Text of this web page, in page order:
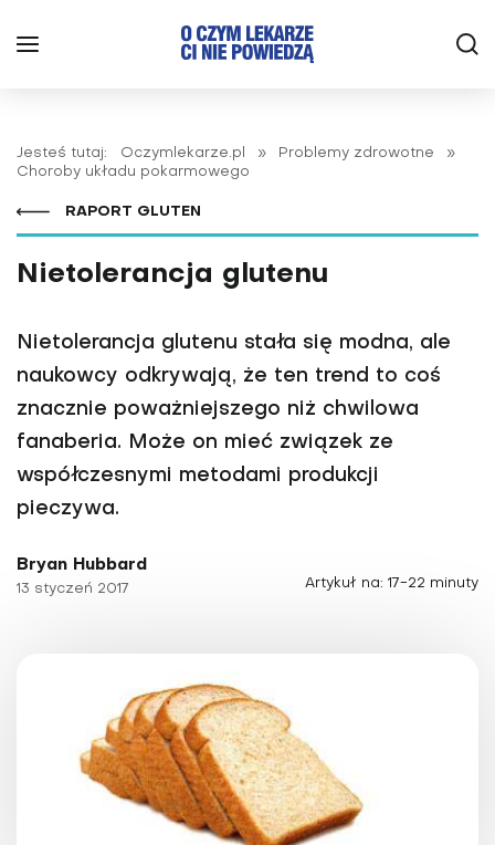
Jesteś tutaj: Oczymlekarze.pl » Problemy zdrowotne
»
Choroby układu pokarmowego
RAPORT GLUTEN
Nietolerancja glutenu
Nietolerancja glutenu stała się modna, ale
naukowcy odkrywają, że ten trend to coś
znacznie poważniejszego niż chwilowa
fanaberia. Może on mieć związek ze
współczesnymi metodami produkcji
pieczywa.
Bryan Hubbard
13 styczeń 2017 Artykuł na: 17-22 minuty